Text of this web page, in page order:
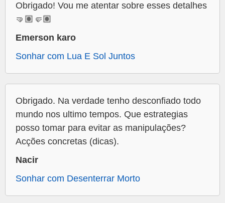
Obrigado! Vou me atentar sobre esses detalhes
🤜🏽🤛🏽
Emerson karo
Sonhar com Lua E Sol Juntos
Obrigado. Na verdade tenho desconfiado todo
mundo nos ultimo tempos. Que estrategias
posso tomar para evitar as manipulações?
Acções concretas (dicas).
Nacir
Sonhar com Desenterrar Morto